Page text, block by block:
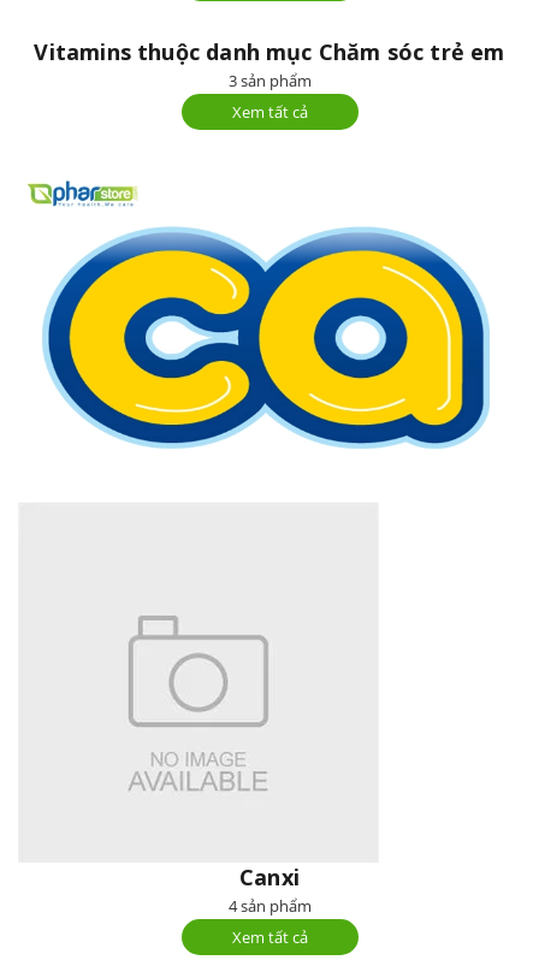
Vitamins thuộc danh mục Chăm sóc trẻ em
3 sản phẩm
Xem tất cả
Canxi
4 sản phẩm
Xem tất cả